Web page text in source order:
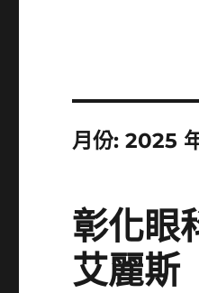
月份:2025
彰化眼
艾麗斯